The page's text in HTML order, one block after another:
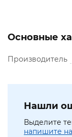
Основные
Производитель
Нашли
Выделите
напишите